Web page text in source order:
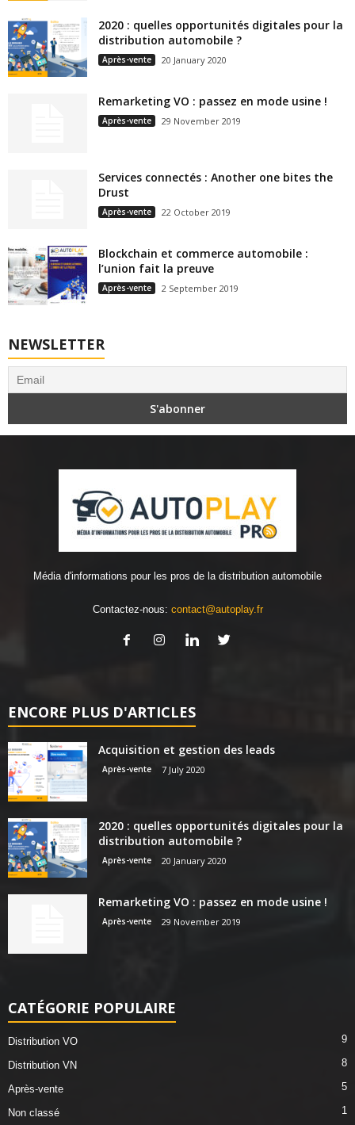
2020 : quelles opportunités digitales pour la
distribution automobile ?
Après-vente 20 January 2020
Remarketing VO : passez en mode usine !
Après-vente 29 November 2019
Services connectés : Another one bites the
Drust
Après-vente 22 October 2019
Blockchain et commerce automobile :
l’union fait la preuve
Après-vente 2 September 2019
NEWSLETTER
Média d'informations pour les pros de la distribution automobile
Contactez-nous: contact@autoplay.fr
ENCORE PLUS D'ARTICLES
Acquisition et gestion des leads
Après-vente 7 July 2020
2020 : quelles opportunités digitales pour la
distribution automobile ?
Après-vente 20 January 2020
Remarketing VO : passez en mode usine !
Après-vente 29 November 2019
CATÉGORIE POPULAIRE
Distribution VO 9
Distribution VN 8
Après-vente 5
Non classé 1